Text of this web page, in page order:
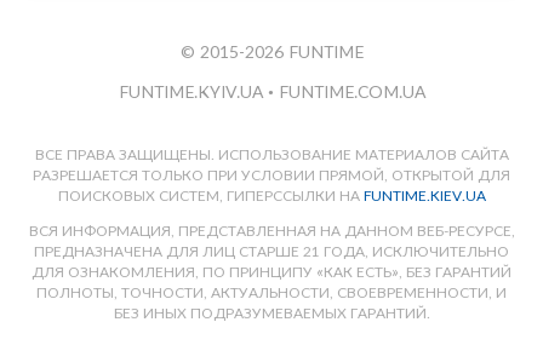
© 2015-2026 FUNTIME
FUNTIME.KYIV.UA • FUNTIME.COM.UA
ВСЕ ПРАВА ЗАЩИЩЕНЫ. ИСПОЛЬЗОВАНИЕ МАТЕРИАЛОВ САЙТА
РАЗРЕШАЕТСЯ ТОЛЬКО ПРИ УСЛОВИИ ПРЯМОЙ, ОТКРЫТОЙ ДЛЯ
ПОИСКОВЫХ СИСТЕМ, ГИПЕРССЫЛКИ НА FUNTIME.KIEV.UA
ВСЯ ИНФОРМАЦИЯ, ПРЕДСТАВЛЕННАЯ НА ДАННОМ ВЕБ-РЕСУРСЕ,
ПРЕДНАЗНАЧЕНА ДЛЯ ЛИЦ СТАРШЕ 21 ГОДА, ИСКЛЮЧИТЕЛЬНО
ДЛЯ ОЗНАКОМЛЕНИЯ, ПО ПРИНЦИПУ «КАК ЕСТЬ», БЕЗ ГАРАНТИЙ
ПОЛНОТЫ, ТОЧНОСТИ, АКТУАЛЬНОСТИ, СВОЕВРЕМЕННОСТИ, И
БЕЗ ИНЫХ ПОДРАЗУМЕВАЕМЫХ ГАРАНТИЙ.